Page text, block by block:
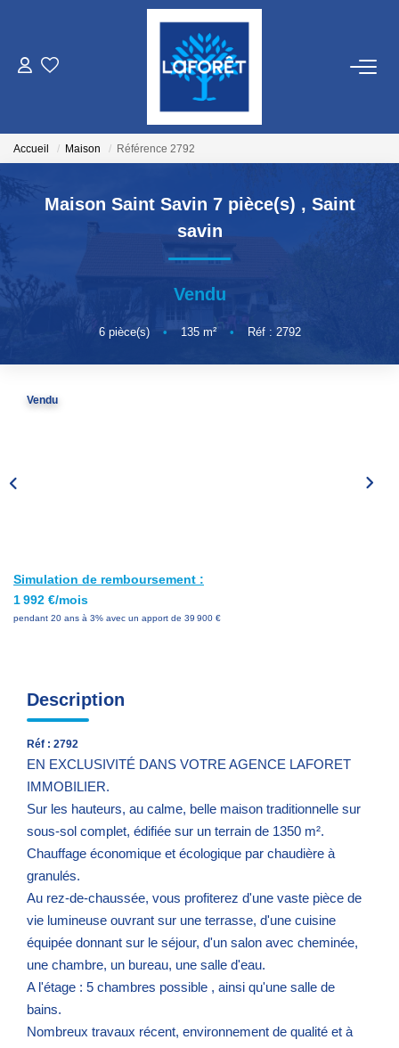
LOCATIONS
GESTION
NOS AGENCES
CONTACT
Accueil Maison Référence 2792
Maison Saint Savin 7 pièce(s) , Saint
savin
Vendu
6pièce(s) • 135m² • Réf : 2792
Vendu
Simulation de remboursement :
1 992 €/mois
pendant 20 ans à 3% avec un apport de 39 900 €
Description
Réf : 2792
EN EXCLUSIVITÉ DANS VOTRE AGENCE LAFORET
IMMOBILIER.
Sur les hauteurs, au calme, belle maison traditionnelle sur
sous-sol complet, édifiée sur un terrain de 1350 m².
Chauffage économique et écologique par chaudière à
granulés.
Au rez-de-chaussée, vous profiterez d'une vaste pièce de
vie lumineuse ouvrant sur une terrasse, d'une cuisine
équipée donnant sur le séjour, d'un salon avec cheminée,
une chambre, un bureau, une salle d'eau.
A l'étage : 5 chambres possible , ainsi qu'une salle de
bains.
Nombreux travaux récent, environnement de qualité et à